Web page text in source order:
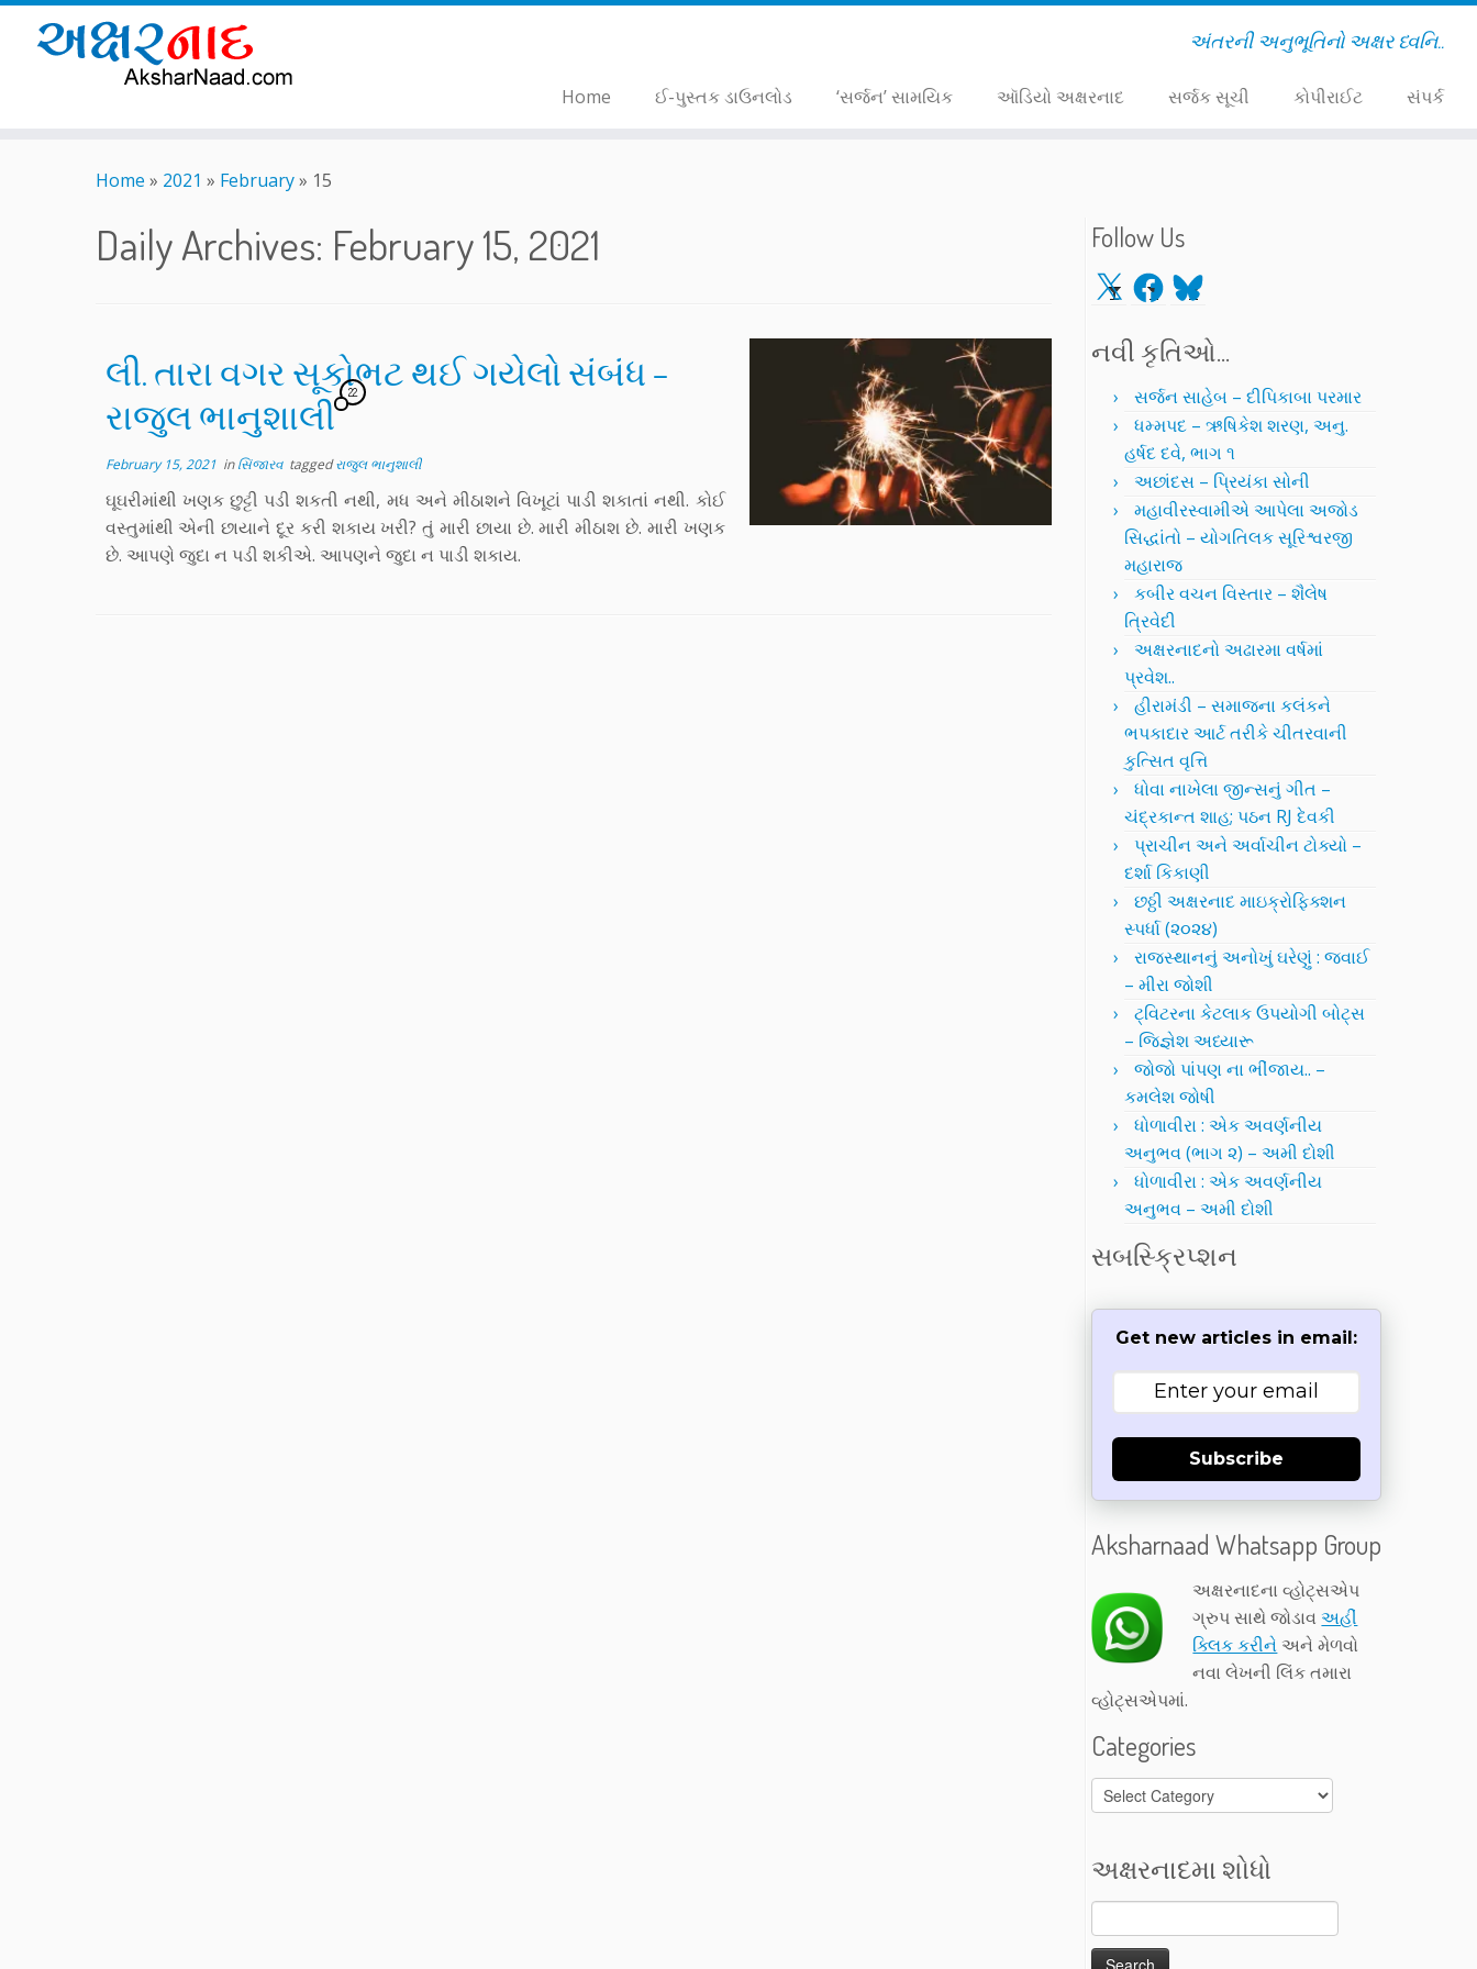
અંતરની અનુભૂતિનો અક્ષર ધ્વનિ..
Home ઈ-પુસ્તક ડાઉનલોડ ‘સર્જન’ સામયિક ઑડિયો અક્ષરનાદ સર્જક સૂચી કોપીરાઈટ સંપર્ક
Home » 2021 » February» 15
Daily Archives: February 15, 2021
લી. તારા વગર સૂકોભટ થઈ ગયેલો સંબંધ –
રાજુલ ભાનુશાલી
22
February 15, 2021inસિંજારવ taggedરાજુલ ભાનુશાલી
ઘૂઘરીમાંથી ખણક છુટ્ટી પડી શકતી નથી, મધ અને મીઠાશને વિખૂટાં પાડી શકાતાં નથી. કોઈ
વસ્તુમાંથી એની છાયાને દૂર કરી શકાય ખરી? તું મારી છાયા છે. મારી મીઠાશ છે. મારી ખણક
છે. આપણે જુદા ન પડી શકીએ. આપણને જુદા ન પાડી શકાય.
Follow Us
X Facebook
Bluesky
નવી કૃતિઓ…
સર્જન સાહેબ – દીપિકાબા પરમાર
ધમ્મપદ – ઋષિકેશ શરણ, અનુ.
હર્ષદ દવે, ભાગ ૧
અછાંદસ – પ્રિયંકા સોની
મહાવીરસ્વામીએ આપેલા અજોડ
સિદ્ધાંતો – યોગતિલક સૂરિશ્વરજી
મહારાજ
કબીર વચન વિસ્તાર – શૈલેષ
ત્રિવેદી
અક્ષરનાદનો અઢારમા વર્ષમાં
પ્રવેશ..
હીરામંડી – સમાજના કલંકને
ભપકાદાર આર્ટ તરીકે ચીતરવાની
કુત્સિત વૃત્તિ
ધોવા નાખેલા જીન્સનું ગીત –
ચંદ્રકાન્ત શાહ; પઠન RJ દેવકી
પ્રાચીન અને અર્વાચીન ટોક્યો –
દર્શા કિકાણી
છઠ્ઠી અક્ષરનાદ માઇક્રોફિક્શન
સ્પર્ધા (૨૦૨૪)
રાજસ્થાનનું અનોખું ઘરેણું : જવાઈ
– મીરા જોશી
ટ્વિટરના કેટલાક ઉપયોગી બોટ્સ
– જિજ્ઞેશ અધ્યારૂ
જોજો પાંપણ ના ભીંજાય.. –
કમલેશ જોષી
ધોળાવીરા : એક અવર્ણનીય
અનુભવ (ભાગ ૨) – અમી દોશી
ધોળાવીરા : એક અવર્ણનીય
અનુભવ – અમી દોશી
સબસ્ક્રિપ્શન
Get new articles in email:
Subscribe
Aksharnaad Whatsapp Group
અક્ષરનાદના વ્હોટ્સએપ
ગ્રુપ સાથે જોડાવઅહીં
ક્લિક કરીને અને મેળવો
નવા લેખની લિંક તમારા
વ્હોટ્સએપમાં.
Categories
Categories
અક્ષરનાદમા શોધો